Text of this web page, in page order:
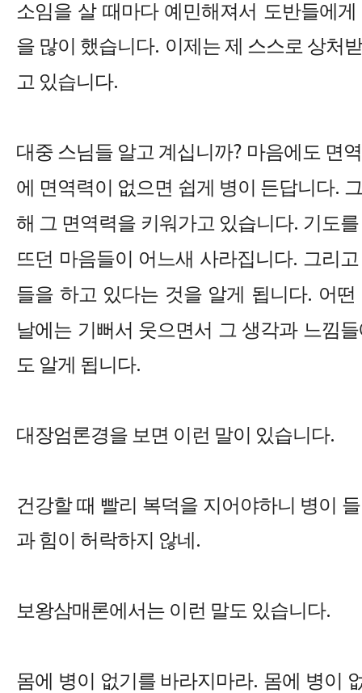
소임을 살 때마다 예민해져서 도반들에
을 많이 했습니다. 이제는 제 스스로 상처
고 있습니다.
대중 스님들 알고 계십니까? 마음에도 면
에 면역력이 없으면 쉽게 병이 든답니다.
해 그 면역력을 키워가고 있습니다. 기도
뜨던 마음들이 어느새 사라집니다. 그리
들을 하고 있다는 것을 알게 됩니다. 어떤
날에는 기뻐서 웃으면서 그 생각과 느낌
도 알게 됩니다.
대장엄론경을 보면 이런 말이 있습니다.
건강할 때 빨리 복덕을 지어야하니 병이
과 힘이 허락하지 않네 .
보왕삼매론에서는 이런 말도 있습니다.
몸에 병이 없기를 바라지마라. 몸에 병이